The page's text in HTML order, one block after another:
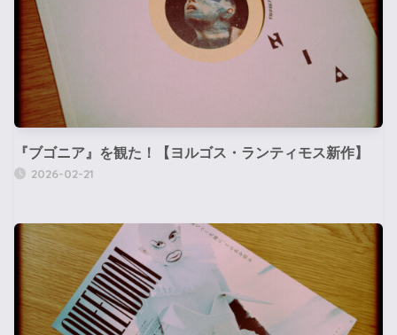
『ブゴニア』を観た！【ヨルゴス・ランティモス新作】
2026-02-21